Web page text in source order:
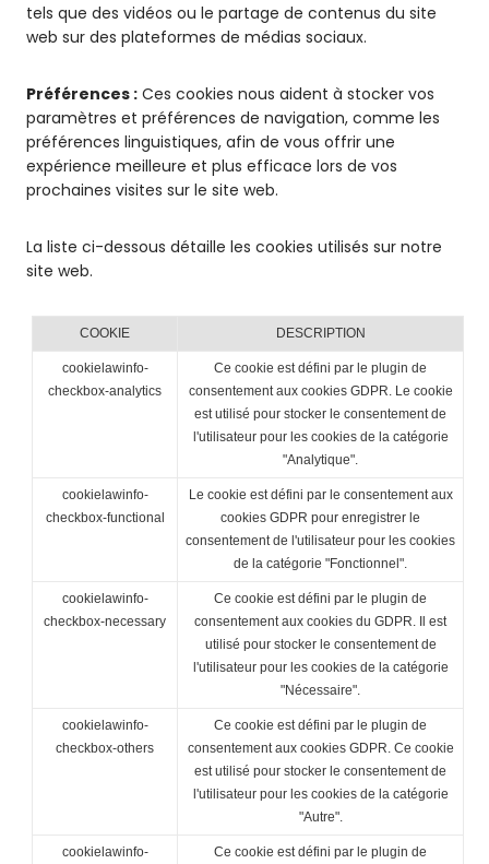
tels que des vidéos ou le partage de contenus du site
web sur des plateformes de médias sociaux.
Préférences : Ces cookies nous aident à stocker vos
paramètres et préférences de navigation, comme les
préférences linguistiques, afin de vous offrir une
expérience meilleure et plus efficace lors de vos
prochaines visites sur le site web.
La liste ci-dessous détaille les cookies utilisés sur notre
site web.
COOKIE DESCRIPTION
cookielawinfo-
checkbox-analytics
Ce cookie est défini par le plugin de
consentement aux cookies GDPR. Le cookie
est utilisé pour stocker le consentement de
l'utilisateur pour les cookies de la catégorie
"Analytique".
cookielawinfo-
checkbox-functional
Le cookie est défini par le consentement aux
cookies GDPR pour enregistrer le
consentement de l'utilisateur pour les cookies
de la catégorie "Fonctionnel".
cookielawinfo-
checkbox-necessary
Ce cookie est défini par le plugin de
consentement aux cookies du GDPR. Il est
utilisé pour stocker le consentement de
l'utilisateur pour les cookies de la catégorie
"Nécessaire".
cookielawinfo-
checkbox-others
Ce cookie est défini par le plugin de
consentement aux cookies GDPR. Ce cookie
est utilisé pour stocker le consentement de
l'utilisateur pour les cookies de la catégorie
"Autre".
cookielawinfo-
Ce cookie est défini par le plugin de